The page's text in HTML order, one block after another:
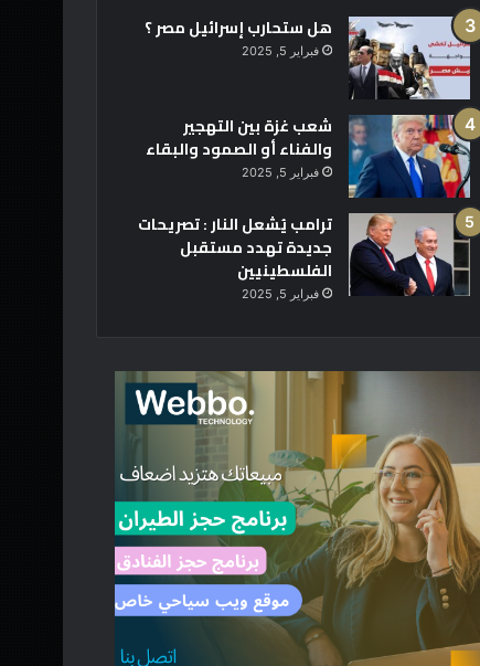
هل ستحارب إسرائيل مصر ؟
فبراير 5, 2025
شعب غزة بين التهجير
والفناء أو الصمود والبقاء
فبراير 5, 2025
ترامب يُشعل النار : تصريحات
جديدة تهدد مستقبل
الفلسطينيين
فبراير 5, 2025